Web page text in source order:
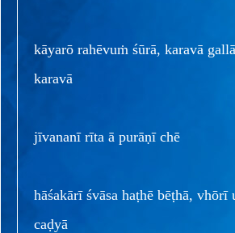
kāyarō rahēvuṁ śūrā, karavā
karavā
jīvananī rīta ā purāṇī chē
hāśakārī śvāsa haṭhē bēṭhā, vhōrī
caḍyā